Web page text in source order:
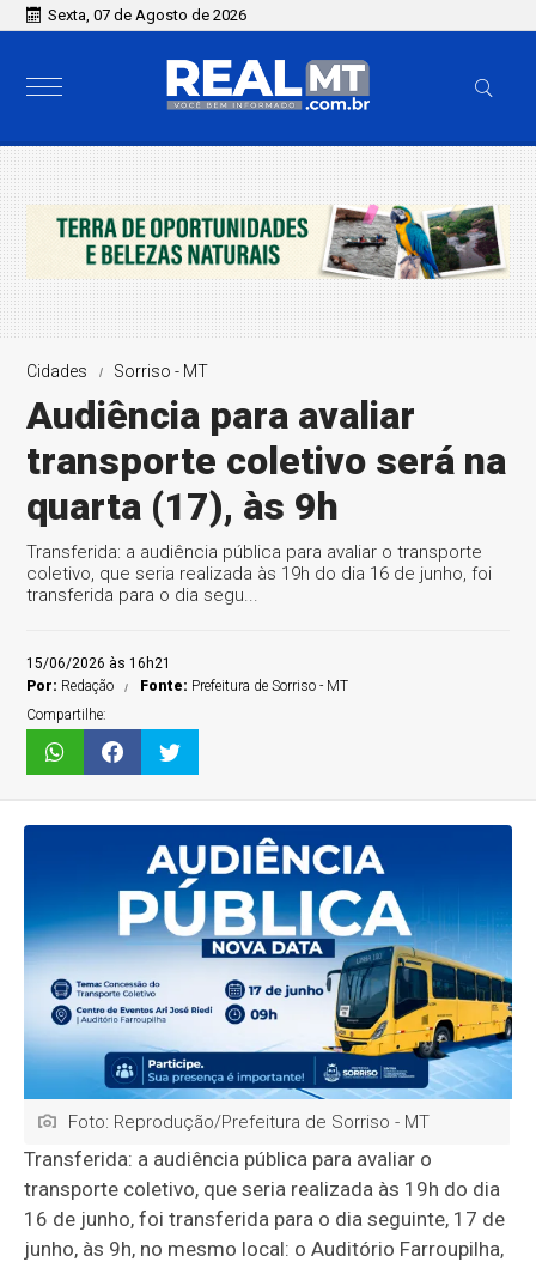
Sexta, 07 de Agosto de 2026
Cidades Sorriso - MT
Audiência para avaliar
transporte coletivo será na
quarta (17), às 9h
Transferida: a audiência pública para avaliar o transporte
coletivo, que seria realizada às 19h do dia 16 de junho, foi
transferida para o dia segu...
15/06/2026 às 16h21
Por: Redação Fonte: Prefeitura de Sorriso - MT
Compartilhe:
Foto: Reprodução/Prefeitura de Sorriso - MT
Transferida: a audiência pública para avaliar o
transporte coletivo, que seria realizada às 19h do dia
16 de junho, foi transferida para o dia seguinte, 17 de
junho, às 9h, no mesmo local: o Auditório Farroupilha,